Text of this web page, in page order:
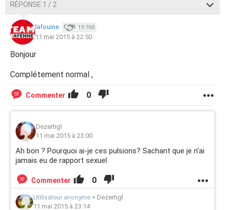
RÉPONSE 1 / 2
lafouine. 19 760
11 mai 2015 à 22:50
Bonjour
Complétement normal ,
Commenter 0
Dezertigl
11 mai 2015 à 23:00
Ah bon ? Pourquoi ai-je ces pulsions? Sachant que je n'ai
jamais eu de rapport sexuel
Commenter 0
Utilisateur anonyme > Dezertigl
11 mai 2015 à 23:14